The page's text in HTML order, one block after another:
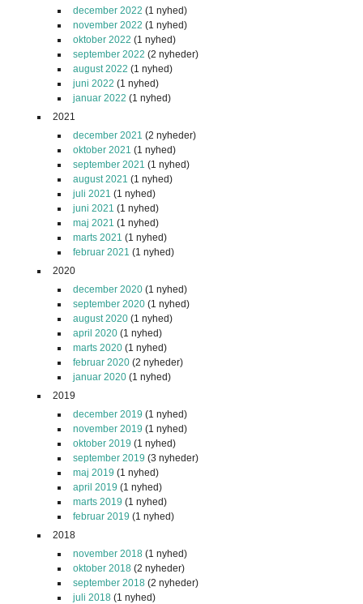
december 2022 (1 nyhed)
november 2022 (1 nyhed)
oktober 2022 (1 nyhed)
september 2022 (2 nyheder)
august 2022 (1 nyhed)
juni 2022 (1 nyhed)
januar 2022 (1 nyhed)
2021
december 2021 (2 nyheder)
oktober 2021 (1 nyhed)
september 2021 (1 nyhed)
august 2021 (1 nyhed)
juli 2021 (1 nyhed)
juni 2021 (1 nyhed)
maj 2021 (1 nyhed)
marts 2021 (1 nyhed)
februar 2021 (1 nyhed)
2020
december 2020 (1 nyhed)
september 2020 (1 nyhed)
august 2020 (1 nyhed)
april 2020 (1 nyhed)
marts 2020 (1 nyhed)
februar 2020 (2 nyheder)
januar 2020 (1 nyhed)
2019
december 2019 (1 nyhed)
november 2019 (1 nyhed)
oktober 2019 (1 nyhed)
september 2019 (3 nyheder)
maj 2019 (1 nyhed)
april 2019 (1 nyhed)
marts 2019 (1 nyhed)
februar 2019 (1 nyhed)
2018
november 2018 (1 nyhed)
oktober 2018 (2 nyheder)
september 2018 (2 nyheder)
juli 2018 (1 nyhed)